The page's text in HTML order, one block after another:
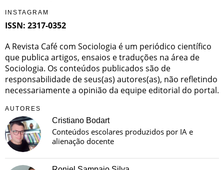
INSTAGRAM
ISSN: 2317-0352
A Revista Café com Sociologia é um periódico científico
que publica artigos, ensaios e traduções na área de
Sociologia. Os conteúdos publicados são de
responsabilidade de seus(as) autores(as), não refletindo
necessariamente a opinião da equipe editorial do portal.
AUTORES
Cristiano Bodart
Conteúdos escolares produzidos por IA e
alienação docente